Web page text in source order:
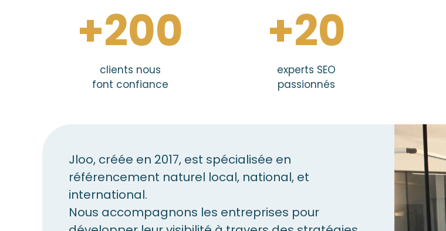
+200
clients nous
font confiance
+20
experts SEO
passionnés
Jloo, créée en 2017, est spécialisée en
référencement naturel local, national, et
international.
Nous accompagnons les entreprises pour